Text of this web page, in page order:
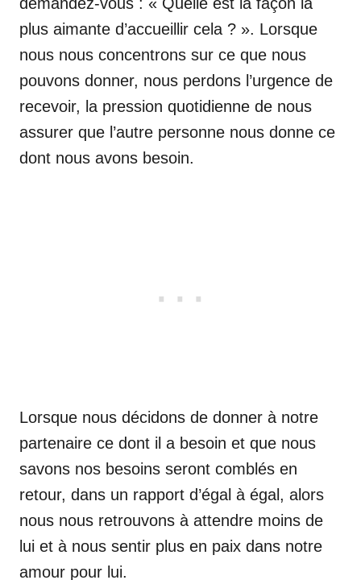
plus aimante d’accueillir cela ? ». Lorsque
nous nous concentrons sur ce que nous
pouvons donner, nous perdons l’urgence de
recevoir, la pression quotidienne de nous
assurer que l’autre personne nous donne ce
dont nous avons besoin.
Lorsque nous décidons de donner à notre
partenaire ce dont il a besoin et que nous
savons nos besoins seront comblés en
retour, dans un rapport d’égal à égal, alors
nous nous retrouvons à attendre moins de
lui et à nous sentir plus en paix dans notre
amour pour lui.